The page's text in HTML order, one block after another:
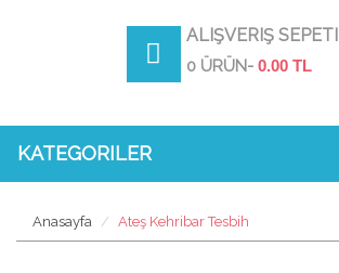
ALIŞVERIŞ SEPETI
0 ÜRÜN- 0.00 TL
KATEGORILER
Anasayfa Ateş Kehribar Tesbih